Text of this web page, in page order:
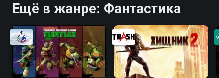
Ещё в жанре: Фантастика